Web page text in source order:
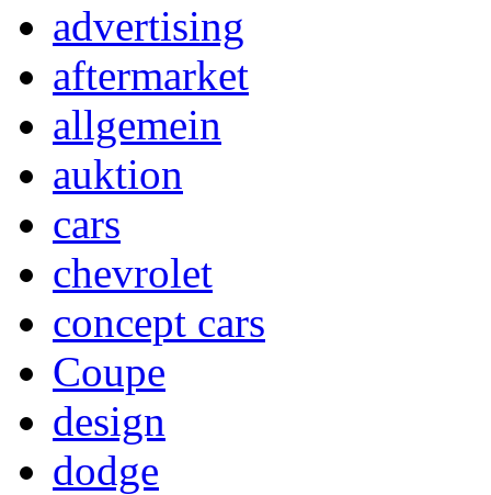
advertising
aftermarket
allgemein
auktion
cars
chevrolet
concept cars
Coupe
design
dodge